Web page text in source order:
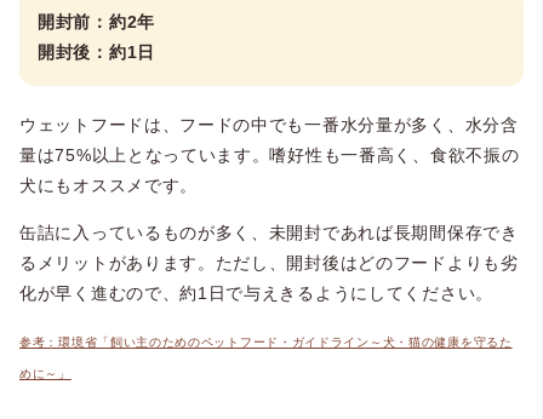
開封前：約2年
開封後：約1日
ウェットフードは、フードの中でも一番水分量が多く、水分含
量は75%以上となっています。嗜好性も一番高く、食欲不振の
犬にもオススメです。
缶詰に入っているものが多く、未開封であれば長期間保存でき
るメリットがあります。ただし、開封後はどのフードよりも劣
化が早く進むので、約1日で与えきるようにしてください。
参考：環境省「飼い主のためのペットフード・ガイドライン～犬・猫の健康を守るた
めに～」